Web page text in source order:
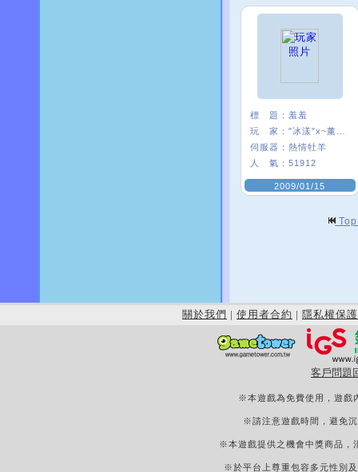
標 題： 羞羞
玩 家：
伺服器： 熱情牡羊
人 氣： 51912
2009/01/15
關於我們 | 使用者合約 | 隱私權保護
客戶問題
※本遊戲為免費使用，遊戲
※請注意遊戲時間，避免
※本遊戲提供之機會中獎商品，
※於平台上尊重包容多元性別